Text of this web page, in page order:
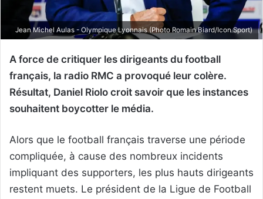
Jean Michel Aulas - Olympique Lyonnais (Photo Romain Biard/Icon Sport)
A force de critiquer les dirigeants du football
français, la radio RMC a provoqué leur colère.
Résultat, Daniel Riolo croit savoir que les instances
souhaitent boycotter le média.
Alors que le football français traverse une période
compliquée, à cause des nombreux incidents
impliquant des supporters, les plus hauts dirigeants
restent muets. Le président de la Ligue de Football